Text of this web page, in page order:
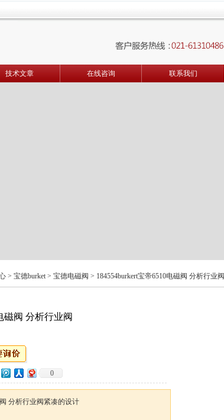
技术文章 在线咨询 联系我们
> 宝德burket > 宝德电磁阀 > 184554burkert宝帝6510电磁阀 分析行业阀
磁阀 分析行业阀
0
分析行业阀紧凑的设计